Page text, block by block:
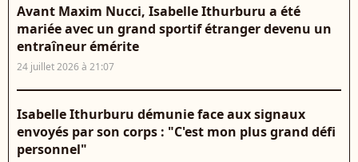
Avant Maxim Nucci, Isabelle Ithurburu a été
mariée avec un grand sportif étranger devenu un
entraîneur émérite
24 juillet 2026 à 21:07
Isabelle Ithurburu démunie face aux signaux
envoyés par son corps : "C'est mon plus grand défi
personnel"